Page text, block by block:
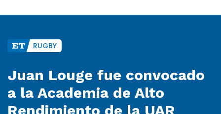
RUGBY
Juan Louge fue convocado
a la Academia de Alto
Rendimiento de la UAR